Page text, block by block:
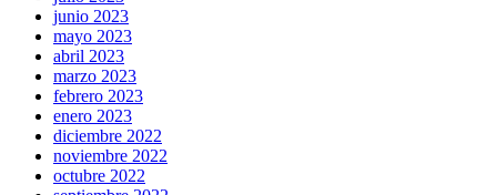
junio 2023
mayo 2023
abril 2023
marzo 2023
febrero 2023
enero 2023
diciembre 2022
noviembre 2022
octubre 2022